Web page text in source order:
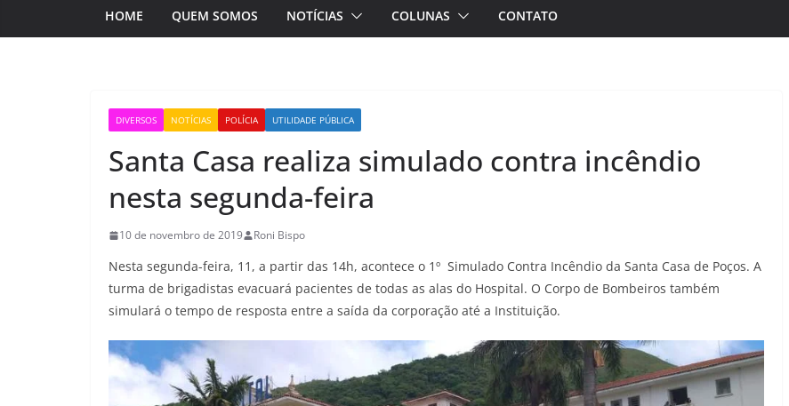
HOME QUEM SOMOS NOTÍCIAS COLUNAS CONTATO
DIVERSOS NOTÍCIAS POLÍCIA UTILIDADE PÚBLICA
Santa Casa realiza simulado contra incêndio
nesta segunda-feira
10 de novembro de 2019 Roni Bispo
Nesta segunda-feira, 11, a partir das 14h, acontece o 1º Simulado Contra Incêndio da Santa Casa de Poços. A
turma de brigadistas evacuará pacientes de todas as alas do Hospital. O Corpo de Bombeiros também
simulará o tempo de resposta entre a saída da corporação até a Instituição.